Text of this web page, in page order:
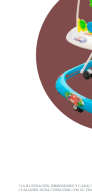
*LA ILUSTRACIÓN, DIMENSIONES Y
CUALQUIER DUDA CONSULTAR CON SU